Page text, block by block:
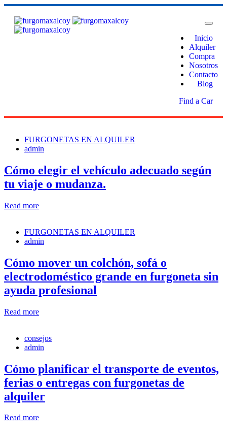
Inicio
Alquiler
Compra
Nosotros
Contacto
Blog
Find a Car
FURGONETAS EN ALQUILER
admin
Cómo elegir el vehículo adecuado según
tu viaje o mudanza.
Read more
FURGONETAS EN ALQUILER
admin
Cómo mover un colchón, sofá o
electrodoméstico grande en furgoneta sin
ayuda profesional
Read more
consejos
admin
Cómo planificar el transporte de eventos,
ferias o entregas con furgonetas de
alquiler
Read more